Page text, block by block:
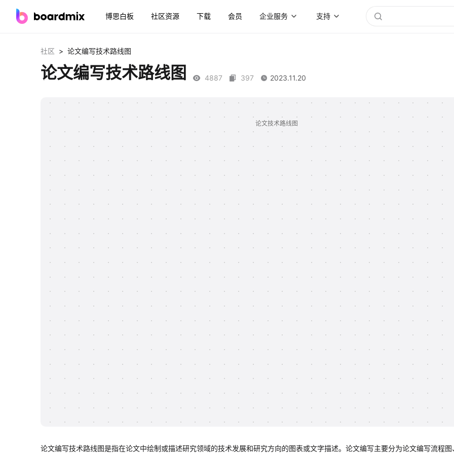
博思白板 社区资源 下载 会员 企业服务 支持
社区 > 论文编写技术路线图
论文编写技术路线图 4887 397 2023.11.20
论文编写技术路线图是指在论文中绘制或描述研究领域的技术发展和研究方向的图表或文字描述。论文编写主要分为论文编写流程图